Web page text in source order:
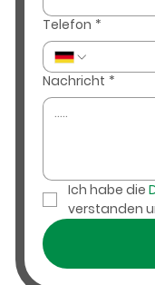
Telefon *
Nachricht *
Ich habe die
verstanden